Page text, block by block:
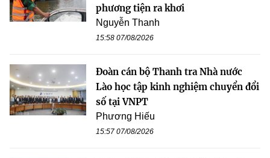
phương tiện ra khơi
Nguyễn Thanh
15:58 07/08/2026
Đoàn cán bộ Thanh tra Nhà nước
Lào học tập kinh nghiệm chuyển đổi
số tại VNPT
Phương Hiếu
15:57 07/08/2026